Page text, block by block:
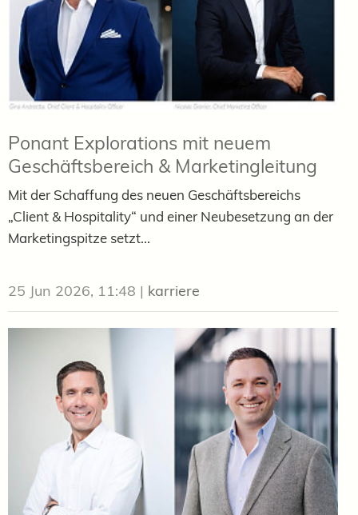
Ponant Explorations mit neuem
Geschäftsbereich & Marketingleitung
Mit der Schaffung des neuen Geschäftsbereichs
„Client & Hospitality“ und einer Neubesetzung an der
Marketingspitze setzt...
25 Jun 2026, 11:48 | karriere